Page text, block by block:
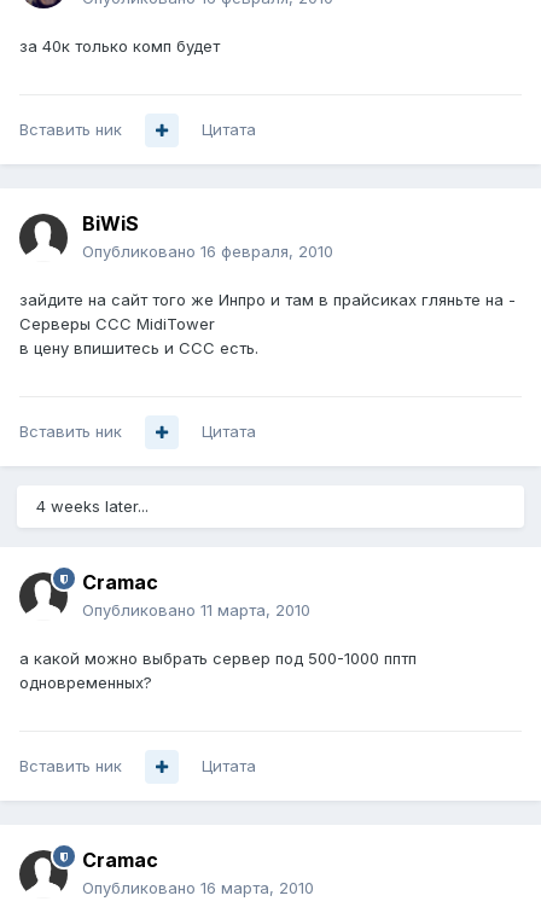
за 40к только комп будет
Вставить ник Цитата
BiWiS
Опубликовано 16 февраля, 2010
зайдите на сайт того же Инпро и там в прайсиках гляньте на -
Серверы ССС MidiTower
в цену впишитесь и ССС есть.
Вставить ник Цитата
4 weeks later...
Cramac
Опубликовано 11 марта, 2010
а какой можно выбрать сервер под 500-1000 пптп
одновременных?
Вставить ник Цитата
Cramac
Опубликовано 16 марта, 2010